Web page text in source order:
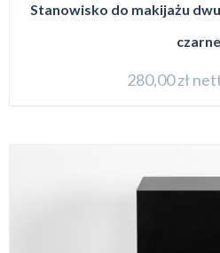
Stanowisko do makijażu
czarne
280,00zł